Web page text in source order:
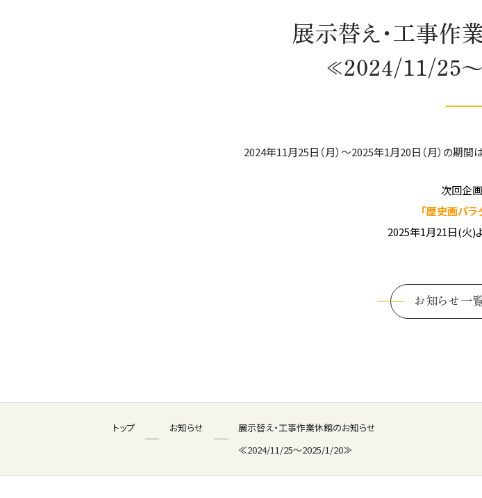
展示替え・工事作
≪2024/11/25
2024年11月25日（月）～2025年1月20日（月）の期
次回企
「歴史画パラ
2025年1月21日(火)
お知らせ一
トップ お知らせ
展示替え・工事作業休館のお知らせ
≪2024/11/25～2025/1/20≫